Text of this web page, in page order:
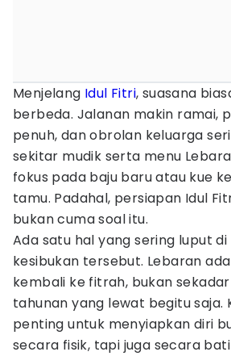
Menjelang Idul Fitri, suasana
berbeda. Jalanan makin ramai,
penuh, dan obrolan keluarga
sekitar mudik serta menu
fokus pada baju baru atau kue
tamu. Padahal, persiapan Idul
bukan cuma soal itu.
Ada satu hal yang sering luput
kesibukan tersebut. Lebaran
kembali ke fitrah, bukan
tahunan yang lewat begitu saja.
penting untuk menyiapkan diri
secara fisik, tapi juga secara